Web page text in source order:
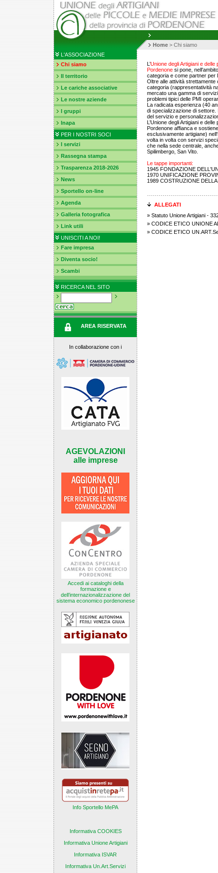
L'ASSOCIAZIONE
Chi siamo
Il territorio
Le cariche associative
Le nostre aziende
I gruppi
Inapa
PER I NOSTRI SOCI
I servizi
Rassegna stampa
Trasparenza 2018-2026
News
Sportello on-line
Agenda
Galleria fotografica
Link utili
UNISCITI A NOI!
Fare impresa
Diventa socio!
Scambi
RICERCA NEL SITO
AREA RISERVATA
In collaborazione con i
AGEVOLAZIONI
alle imprese
Accedi ai cataloghi della
formazione e
dell’internazionalizzazione del
sistema economico pordenonese
Info Sportello MePA
Informativa COOKIES
Informativa Unione Artigiani
Informativa ISVAR
Informativa Un.Art.Servizi
Home > Chi siamo
L’Unione degli Artigiani e
Pordenone si pone,
categoria e come partner per
Oltre alle attività
categoria (rappresentatività
mercato una gamma di
problemi tipici delle PMI
La radicata esperienza (40
di specializzazione di
del servizio e
L’Unione degli Artigiani e
Pordenone affianca e
esclusivamente artigiane)
volta in volta con servizi
che nella sede centrale,
Spilimbergo, San Vito.
Le tappe importanti:
1945 FONDAZIONE
1970 UNIFICAZIONE
1989 COSTRUZIONE
ALLEGATI
» Statuto Unione Artigiani -
» CODICE ETICO UNIONE
» CODICE ETICO